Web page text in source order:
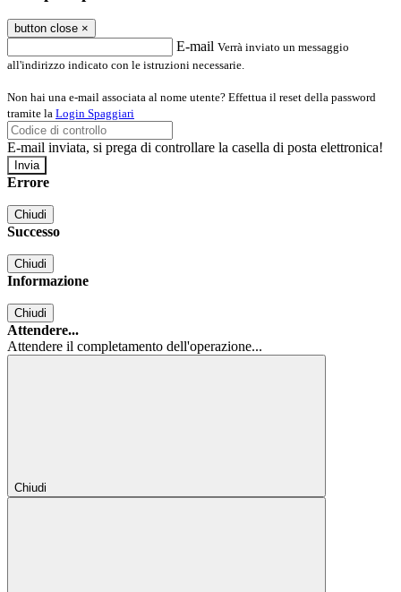
button close ×
E-mail Verrà inviato un messaggio
all'indirizzo indicato con le istruzioni necessarie.
Non hai una e-mail associata al nome utente? Effettua il reset della password
tramite la Login Spaggiari
E-mail inviata, si prega di controllare la casella di posta elettronica!
Errore
Chiudi
Successo
Chiudi
Informazione
Chiudi
Attendere...
Attendere il completamento dell'operazione...
Chiudi